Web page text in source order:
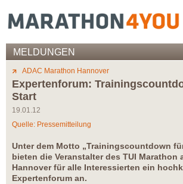
MELDUNGEN
ADAC Marathon Hannover
Expertenforum:
Start
19.01.12
Quelle: Pressemitteilung
Unter dem Motto „Trainingscountdown
bieten die Veranstalter des TUI Marathon
Hannover für alle Interessierten ein
Expertenforum an.